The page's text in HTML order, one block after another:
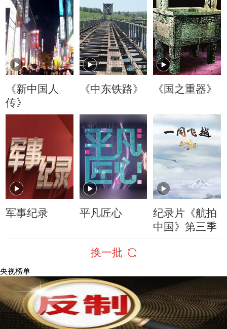
《新中国人
传》
《中东铁路》 《国之重器》
军事纪录 平凡匠心
纪录片《航拍
中国》第三季
换一批
央视榜单